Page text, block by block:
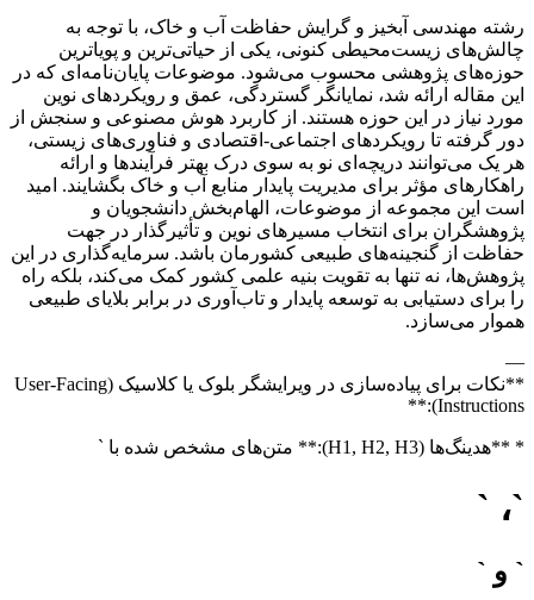
رشته مهندسی آبخیز و گرایش حفاظت آب و خاک، با توجه به
چالش‌های زیست‌محیطی کنونی، یکی از حیاتی‌ترین و پویاترین
حوزه‌های پژوهشی محسوب می‌شود. موضوعات پایان‌نامه‌ای که در
این مقاله ارائه شد، نمایانگر گستردگی، عمق و رویکردهای نوین
مورد نیاز در این حوزه هستند. از کاربرد هوش مصنوعی و سنجش از
دور گرفته تا رویکردهای اجتماعی-اقتصادی و فناوری‌های زیستی،
هر یک می‌توانند دریچه‌ای نو به سوی درک بهتر فرآیندها و ارائه
راهکارهای مؤثر برای مدیریت پایدار منابع آب و خاک بگشایند. امید
است این مجموعه از موضوعات، الهام‌بخش دانشجویان و
پژوهشگران برای انتخاب مسیرهای نوین و تأثیرگذار در جهت
حفاظت از گنجینه‌های طبیعی کشورمان باشد. سرمایه‌گذاری در این
پژوهش‌ها، نه تنها به تقویت بنیه علمی کشور کمک می‌کند، بلکه راه
را برای دستیابی به توسعه پایدار و تاب‌آوری در برابر بلایای طبیعی
هموار می‌سازد.
—
**نکات برای پیاده‌سازی در ویرایشگر بلوک یا کلاسیک (User-Facing
Instructions):**
* **هدینگ‌ها (H1, H2, H3):** متن‌های مشخص شده با `
`، `
` و `